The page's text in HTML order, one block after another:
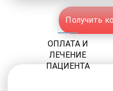
Получить
ОПЛАТА И
ЛЕЧЕНИЕ
ПАЦИЕНТА